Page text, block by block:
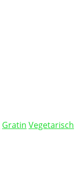
Gratin Vegetarisch